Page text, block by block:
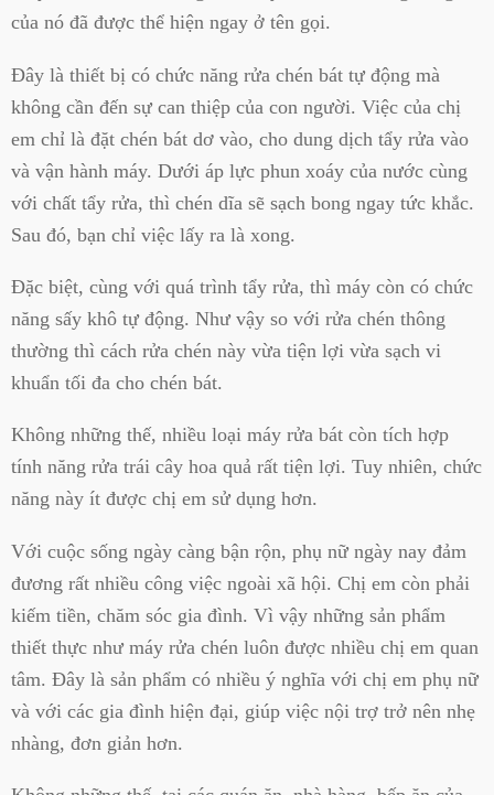
của nó đã được thể hiện ngay ở tên gọi.
Đây là thiết bị có chức năng rửa chén bát tự động mà
không cần đến sự can thiệp của con người. Việc của chị
em chỉ là đặt chén bát dơ vào, cho dung dịch tẩy rửa vào
và vận hành máy. Dưới áp lực phun xoáy của nước cùng
với chất tẩy rửa, thì chén dĩa sẽ sạch bong ngay tức khắc.
Sau đó, bạn chỉ việc lấy ra là xong.
Đặc biệt, cùng với quá trình tẩy rửa, thì máy còn có chức
năng sấy khô tự động. Như vậy so với rửa chén thông
thường thì cách rửa chén này vừa tiện lợi vừa sạch vi
khuẩn tối đa cho chén bát.
Không những thế, nhiều loại máy rửa bát còn tích hợp
tính năng rửa trái cây hoa quả rất tiện lợi. Tuy nhiên, chức
năng này ít được chị em sử dụng hơn.
Với cuộc sống ngày càng bận rộn, phụ nữ ngày nay đảm
đương rất nhiều công việc ngoài xã hội. Chị em còn phải
kiếm tiền, chăm sóc gia đình. Vì vậy những sản phẩm
thiết thực như máy rửa chén luôn được nhiều chị em quan
tâm. Đây là sản phẩm có nhiều ý nghĩa với chị em phụ nữ
và với các gia đình hiện đại, giúp việc nội trợ trở nên nhẹ
nhàng, đơn giản hơn.